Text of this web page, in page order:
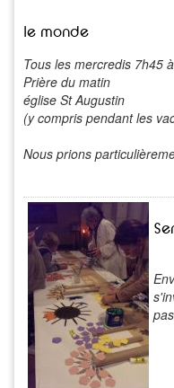
le monde
Tous les mercredis 7h45
Prière du matin
église St Augustin
(y compris pendant les
Nous prions